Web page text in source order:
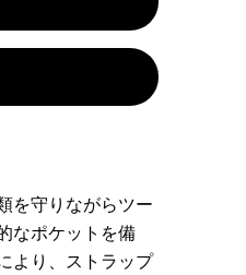
を守りながらツー
なポケットを備
より、ストラップ